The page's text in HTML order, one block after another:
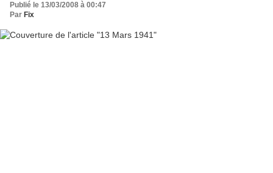
Publié le 13/03/2008 à 00:47
Par Fix